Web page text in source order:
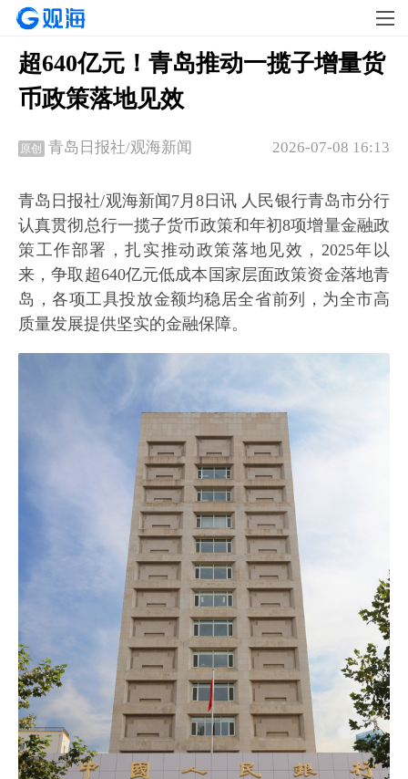
超640亿元！青岛推动一揽子增量货
币政策落地见效
原创 2026-07-08 16:13
青岛日报社/观海新闻
青岛日报社/观海新闻7月8日讯 人民银行青岛市分行
认真贯彻总行一揽子货币政策和年初8项增量金融政
策工作部署，扎实推动政策落地见效，2025年以
来，争取超640亿元低成本国家层面政策资金落地青
岛，各项工具投放金额均稳居全省前列，为全市高
质量发展提供坚实的金融保障。